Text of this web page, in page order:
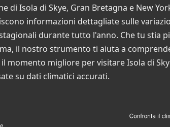
di Isola di Skye, Gran Bretagna e New
informazioni dettagliate sulle
durante tutto l'anno. Che tu stia
il nostro strumento ti aiuta a
momento migliore per visitare Isola di
su dati climatici accurati.